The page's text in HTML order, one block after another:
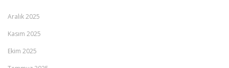
Aralık 2025
Kasım 2025
Ekim 2025